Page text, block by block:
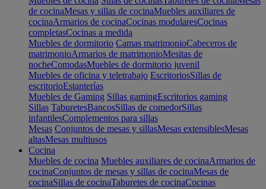
de cocinaMesas y sillas de cocinaMuebles auxiliares de
cocinaArmarios de cocinaCocinas modularesCocinas
completasCocinas a medida
Muebles de dormitorio Camas matrimonioCabeceros de
matrimonioArmarios de matrimonioMesitas de
nocheComodasMuebles de dormitorio juvenil
Muebles de oficina y teletrabajo EscritoriosSillas de
escritorioEstanterías
Muebles de Gaming Sillas gamingEscritorios gaming
Sillas TaburetesBancosSillas de comedorSillas
infantilesComplementos para sillas
Mesas Conjuntos de mesas y sillasMesas extensiblesMesas
altasMesas multiusos
Cocina
Muebles de cocina Muebles auxiliares de cocinaArmarios de
cocinaConjuntos de mesas y sillas de cocinaMesas de
cocinaSillas de cocinaTaburetes de cocinaCocinas